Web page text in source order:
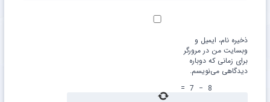
ذخیره نام، ایمیل و
وبسایت من در مرورگر
برای زمانی که دوباره
دیدگاهی می‌نویسم.
8
−
7
=